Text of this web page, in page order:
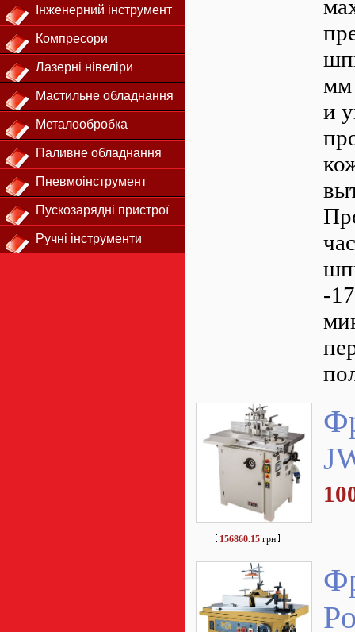
Інженерний інструмент
Компресори
Лазерні нівеліри
Мастильне обладнання
Металообробка
Паливне обладнання
Пневмоінструмент
Пускозарядні пристрої
Ручні інструменти
мм
и
-
156860.15 грн